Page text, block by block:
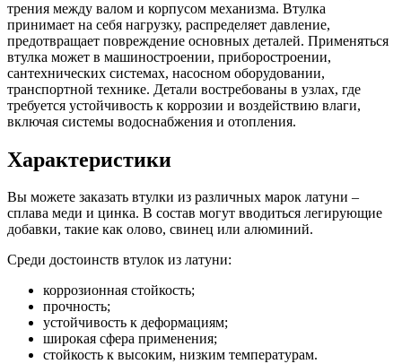
трения между валом и корпусом механизма. Втулка
принимает на себя нагрузку, распределяет давление,
предотвращает повреждение основных деталей. Применяться
втулка может в машиностроении, приборостроении,
сантехнических системах, насосном оборудовании,
транспортной технике. Детали востребованы в узлах, где
требуется устойчивость к коррозии и воздействию влаги,
включая системы водоснабжения и отопления.
Характеристики
Вы можете заказать втулки из различных марок латуни –
сплава меди и цинка. В состав могут вводиться легирующие
добавки, такие как олово, свинец или алюминий.
Среди достоинств втулок из латуни:
коррозионная стойкость;
прочность;
устойчивость к деформациям;
широкая сфера применения;
стойкость к высоким, низким температурам.